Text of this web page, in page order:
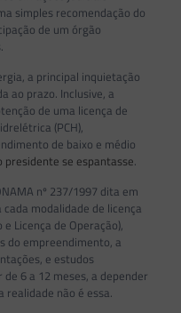
simples recomendação do
de um órgão
a principal inquietação
ao prazo. Inclusive, a
de uma licença de
(PCH),
de baixo e médio
presidente se espantasse.
nº 237/1997 dita em
modalidade de licença
Licença de Operação),
do empreendimento, a
e estudos
6 a 12 meses, a depender
realidade não é essa.